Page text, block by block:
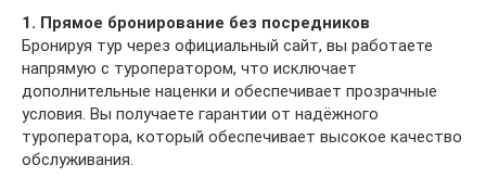
1. Прямое бронирование без посредников
Бронируя тур через официальный сайт, вы работаете
напрямую с туроператором, что исключает
дополнительные наценки и обеспечивает прозрачные
условия. Вы получаете гарантии от надёжного
туроператора, который обеспечивает высокое качество
обслуживания.